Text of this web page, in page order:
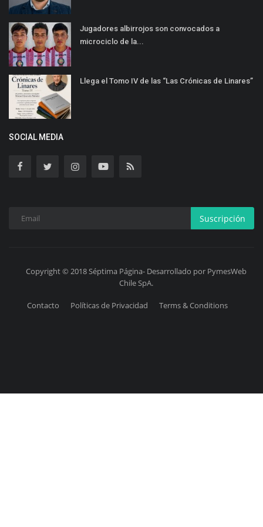
Jugadores albirrojos son convocados a
microciclo de la...
Llega el Tomo IV de las “Las Crónicas de Linares”
SOCIAL MEDIA
Suscripción
Copyright © 2018 Séptima Página- Desarrollado por PymesWeb
Chile SpA.
Contacto Políticas de Privacidad Terms & Conditions